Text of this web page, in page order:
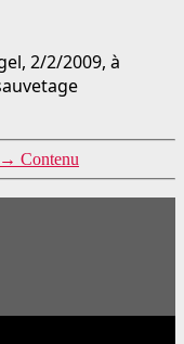
2/2/2009, à
→ Contenu